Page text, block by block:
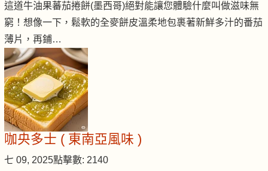
這道牛油果蕃茄捲餅(墨西哥)絕對能讓您體驗什麼叫做滋味無
窮！想像一下，鬆軟的全麥餅皮溫柔地包裹著新鮮多汁的番茄
薄片，再鋪…
咖央多士 ( 東南亞風味 )
七 09, 2025點擊數: 2140